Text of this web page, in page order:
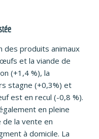
des produits animaux
et la viande de
(+1,4 %), la
stagne (+0,3%) et
est en recul (-0,8 %).
en pleine
de la vente en
à domicile. La